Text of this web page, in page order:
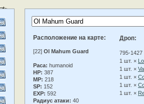
Расположение на карте:
[22] Ol Mahum Guard
Раса: humanoid
HP: 387
MP: 218
SP: 152
EXP: 592
Радиус атаки: 40
Дроп:
795-
1 шт. ×
1 шт. ×
1 шт. ×
1 шт. ×
1 шт. ×